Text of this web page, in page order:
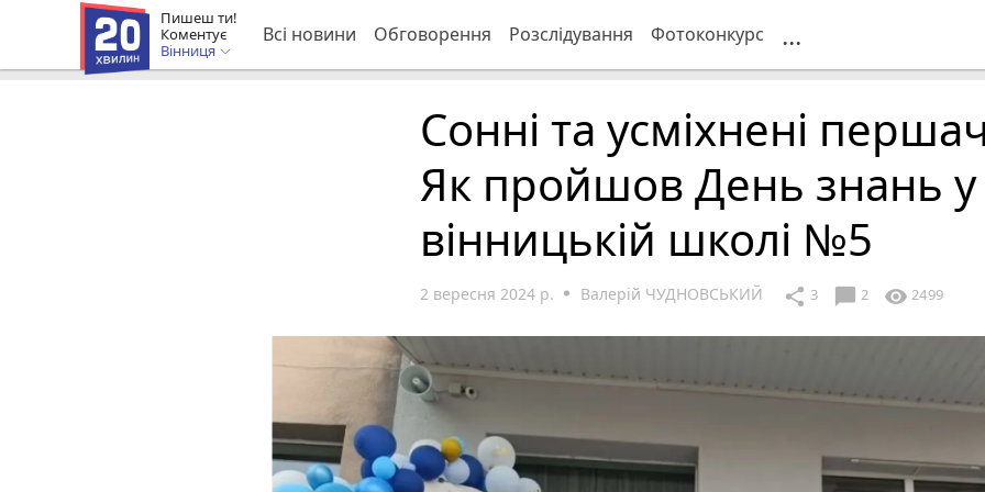
Пишеш ти!
Коментує
Вінниця
Всі новини Обговорення Розслідування Фотоконкурс ...
Сонні та усміхнені
Як пройшов День знань у
вінницькій школі №5
2 вересня 2024 р. Валерій ЧУДНОВСЬКИЙ share 3 chat_bubble 2 visibility 2499